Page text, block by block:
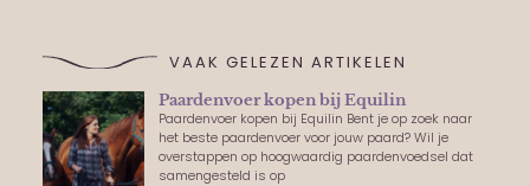
VAAK GELEZEN ARTIKELEN
Paardenvoer kopen bij Equilin
Paardenvoer kopen bij Equilin Bent je op zoek naar
het beste paardenvoer voor jouw paard? Wil je
overstappen op hoogwaardig paardenvoedsel dat
samengesteld is op